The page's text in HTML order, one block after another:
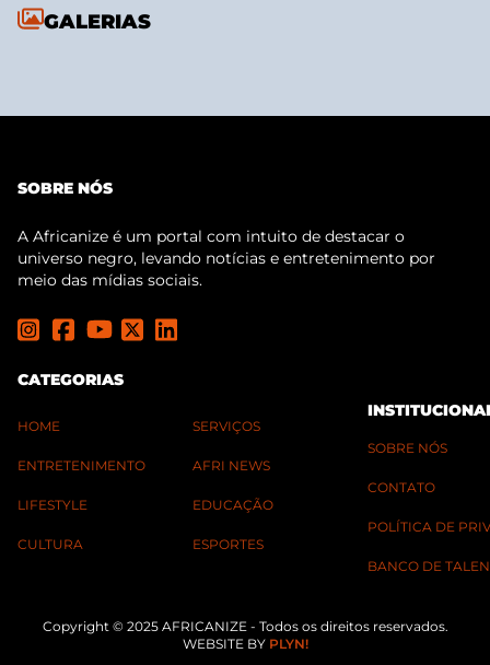
GALERIAS
SOBRE NÓS
A Africanize é um portal com intuito de destacar o
universo negro, levando notícias e entretenimento por
meio das mídias sociais.
CATEGORIAS
HOME
ENTRETENIMENTO
LIFESTYLE
CULTURA
SERVIÇOS
AFRI NEWS
EDUCAÇÃO
ESPORTES
SOBRE NÓS
CONTATO
POLÍTICA DE
BANCO DE
Copyright © 2025 AFRICANIZE - Todos os direitos reservados.
WEBSITE BY PLYN!